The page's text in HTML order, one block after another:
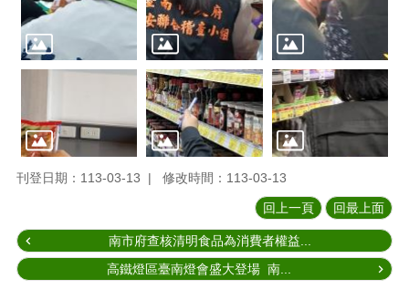
刊登日期：113-03-13 修改時間：113-03-13
回上一頁 回最上面
南市府查核清明食品為消費者權益...
高鐵燈區臺南燈會盛大登場 南...